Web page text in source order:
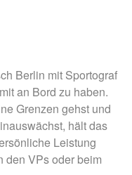
Berlin mit Sportograf
an Bord zu haben.
Grenzen gehst und
hält das
Leistung
den VPs oder beim